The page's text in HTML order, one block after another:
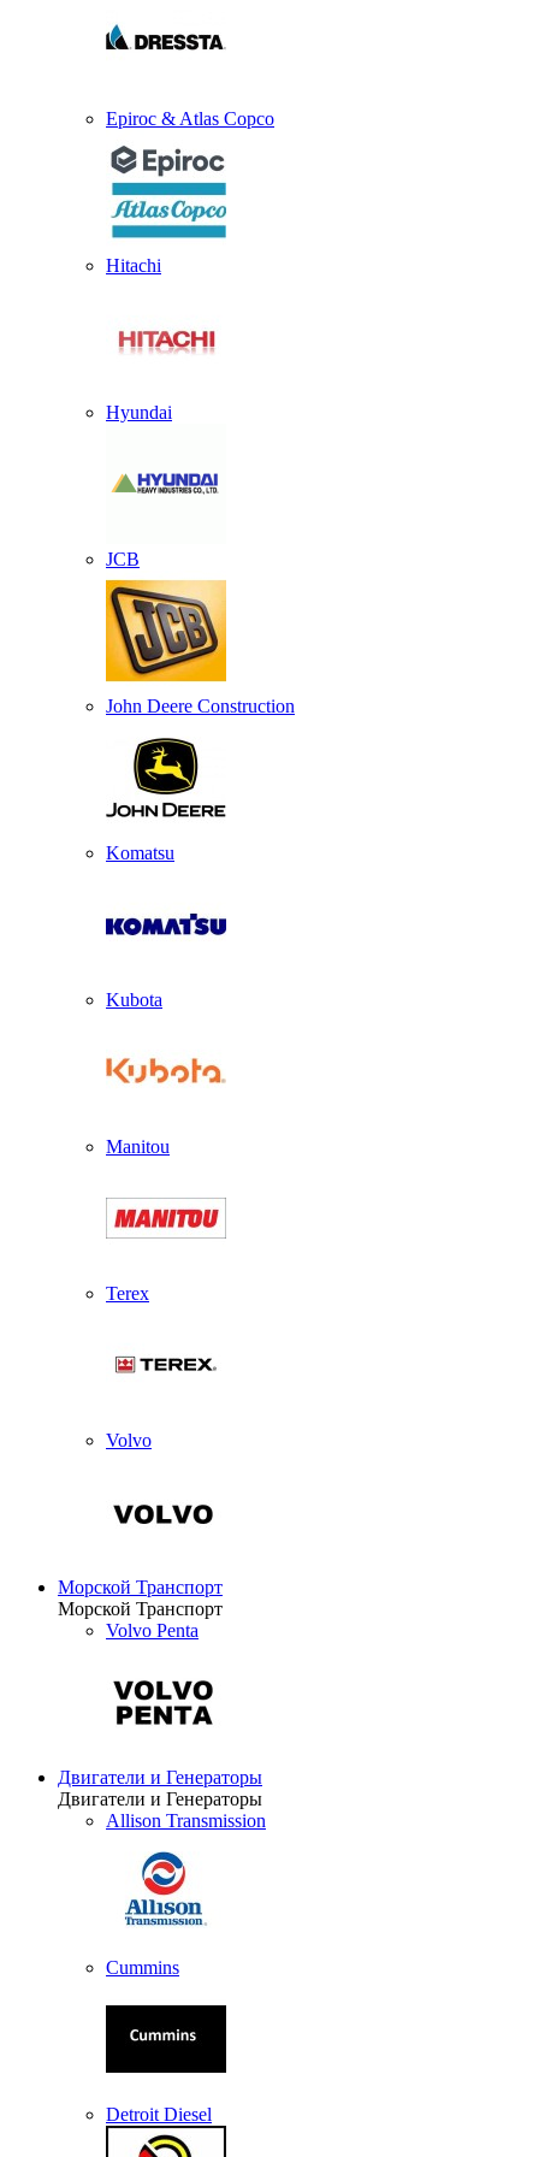
Epiroc & Atlas Copco
Hitachi
Hyundai
JCB
John Deere Construction
Komatsu
Kubota
Manitou
Terex
Volvo
Морской Транспорт
Морской Транспорт
Volvo Penta
Двигатели и Генераторы
Двигатели и Генераторы
Allison Transmission
Cummins
Detroit Diesel